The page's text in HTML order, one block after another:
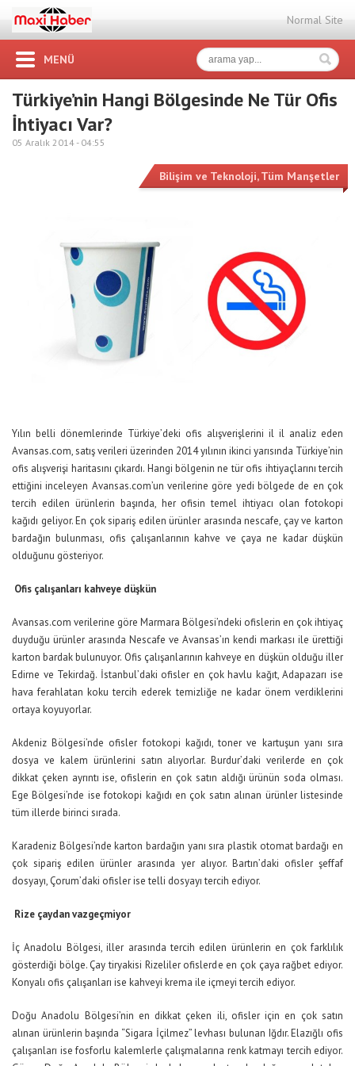
Normal Site
MENÜ
Türkiye’nin Hangi Bölgesinde Ne Tür Ofis
İhtiyacı Var?
05 Aralık 2014 - 04:55
Bilişim ve Teknoloji,Tüm Manşetler
Yılın belli dönemlerinde Türkiye’deki ofis alışverişlerini il il analiz eden
Avansas.com, satış verileri üzerinden 2014 yılının ikinci yarısında Türkiye’nin
ofis alışverişi haritasını çıkardı. Hangi bölgenin ne tür ofis ihtiyaçlarını tercih
ettiğini inceleyen Avansas.com’un verilerine göre yedi bölgede de en çok
tercih edilen ürünlerin başında, her ofisin temel ihtiyacı olan fotokopi
kağıdı geliyor. En çok sipariş edilen ürünler arasında nescafe, çay ve karton
bardağın bulunması, ofis çalışanlarının kahve ve çaya ne kadar düşkün
olduğunu gösteriyor.
Ofis çalışanları kahveye düşkün
Avansas.com verilerine göre Marmara Bölgesi’ndeki ofislerin en çok ihtiyaç
duyduğu ürünler arasında Nescafe ve Avansas’ın kendi markası ile ürettiği
karton bardak bulunuyor. Ofis çalışanlarının kahveye en düşkün olduğu iller
Edirne ve Tekirdağ. İstanbul’daki ofisler en çok havlu kağıt, Adapazarı ise
hava ferahlatan koku tercih ederek temizliğe ne kadar önem verdiklerini
ortaya koyuyorlar.
Akdeniz Bölgesi’nde ofisler fotokopi kağıdı, toner ve kartuşun yanı sıra
dosya ve kalem ürünlerini satın alıyorlar. Burdur’daki verilerde en çok
dikkat çeken ayrıntı ise, ofislerin en çok satın aldığı ürünün soda olması.
Ege Bölgesi’nde ise fotokopi kağıdı en çok satın alınan ürünler listesinde
tüm illerde birinci sırada.
Karadeniz Bölgesi’nde karton bardağın yanı sıra plastik otomat bardağı en
çok sipariş edilen ürünler arasında yer alıyor. Bartın’daki ofisler şeffaf
dosyayı, Çorum’daki ofisler ise telli dosyayı tercih ediyor.
Rize çaydan vazgeçmiyor
İç Anadolu Bölgesi, iller arasında tercih edilen ürünlerin en çok farklılık
gösterdiği bölge. Çay tiryakisi Rizeliler ofislerde en çok çaya rağbet ediyor.
Konyalı ofis çalışanları ise kahveyi krema ile içmeyi tercih ediyor.
Doğu Anadolu Bölgesi’nin en dikkat çeken ili, ofisler için en çok satın
alınan ürünlerin başında “Sigara İçilmez” levhası bulunan Iğdır. Elazığlı ofis
çalışanları ise fosforlu kalemlerle çalışmalarına renk katmayı tercih ediyor.